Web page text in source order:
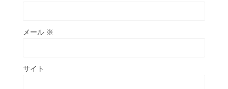
メール ※
サイト